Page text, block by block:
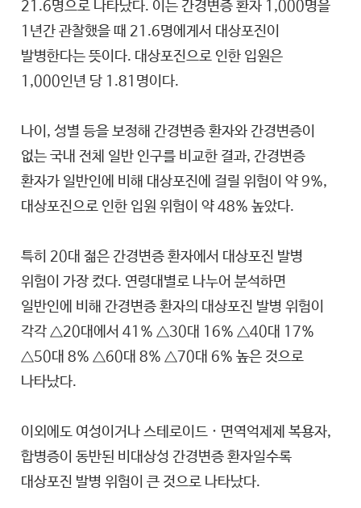
21.6명으로 나타났다. 이는 간경변증 환자 1,000명을
1년간 관찰했을 때 21.6명에게서 대상포진이
발병한다는 뜻이다. 대상포진으로 인한 입원은
1,000인년 당 1.81명이다.
나이, 성별 등을 보정해 간경변증 환자와 간경변증이
없는 국내 전체 일반 인구를 비교한 결과, 간경변증
환자가 일반인에 비해 대상포진에 걸릴 위험이 약 9%,
대상포진으로 인한 입원 위험이 약 48% 높았다.
특히 20대 젊은 간경변증 환자에서 대상포진 발병
위험이 가장 컸다. 연령대별로 나누어 분석하면
일반인에 비해 간경변증 환자의 대상포진 발병 위험이
각각 △20대에서 41% △30대 16% △40대 17%
△50대 8% △60대 8% △70대 6% 높은 것으로
나타났다.
이외에도 여성이거나 스테로이드 · 면역억제제 복용자,
합병증이 동반된 비대상성 간경변증 환자일수록
대상포진 발병 위험이 큰 것으로 나타났다.